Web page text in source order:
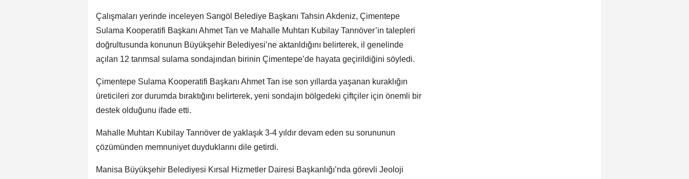
Çalışmaları yerinde inceleyen Sarıgöl Belediye Başkanı Tahsin Akdeniz, Çimentepe
Sulama Kooperatifi Başkanı Ahmet Tan ve Mahalle Muhtarı Kubilay Tanrıöver’in talepleri
doğrultusunda konunun Büyükşehir Belediyesi’ne aktarıldığını belirterek, il genelinde
açılan 12 tarımsal sulama sondajından birinin Çimentepe’de hayata geçirildiğini söyledi.
Çimentepe Sulama Kooperatifi Başkanı Ahmet Tan ise son yıllarda yaşanan kuraklığın
üreticileri zor durumda bıraktığını belirterek, yeni sondajın bölgedeki çiftçiler için önemli bir
destek olduğunu ifade etti.
Mahalle Muhtarı Kubilay Tanrıöver de yaklaşık 3-4 yıldır devam eden su sorununun
çözümünden memnuniyet duyduklarını dile getirdi.
Manisa Büyükşehir Belediyesi Kırsal Hizmetler Dairesi Başkanlığı’nda görevli Jeoloji